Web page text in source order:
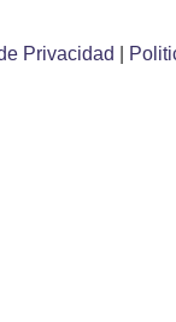
Privacidad